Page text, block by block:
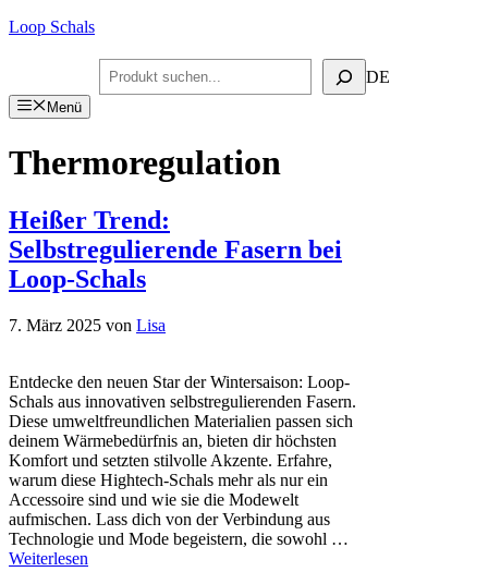
Zum
Loop Schals
Suchen DE
Menü
Thermoregulation
Heißer Trend:
Selbstregulierende Fasern bei
Loop-Schals
7. März 2025 von Lisa
Entdecke den neuen Star der Wintersaison: Loop-
Schals aus innovativen selbstregulierenden Fasern.
Diese umweltfreundlichen Materialien passen sich
deinem Wärmebedürfnis an, bieten dir höchsten
Komfort und setzten stilvolle Akzente. Erfahre,
warum diese Hightech-Schals mehr als nur ein
Accessoire sind und wie sie die Modewelt
aufmischen. Lass dich von der Verbindung aus
Technologie und Mode begeistern, die sowohl …
Weiterlesen